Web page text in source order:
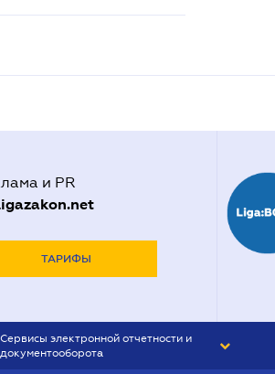
и PR
ТАРИФЫ
Сервисы электронной отчетности и
документооборота